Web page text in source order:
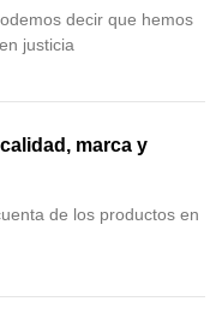
decir que hemos
justicia
marca y
de los productos en